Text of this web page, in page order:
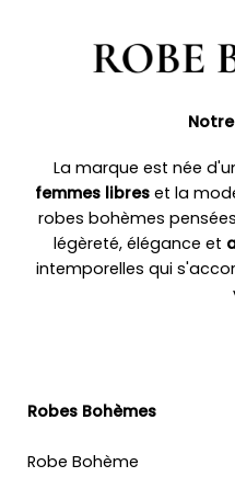
La marque est née
femmes libres et la
robes bohèmes
légèreté, élégance et
intemporelles qui
Robes Bohèmes
Robe Bohème